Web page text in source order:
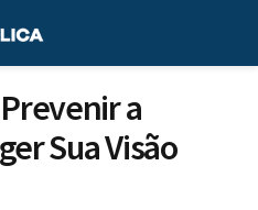
a
Sua Visão